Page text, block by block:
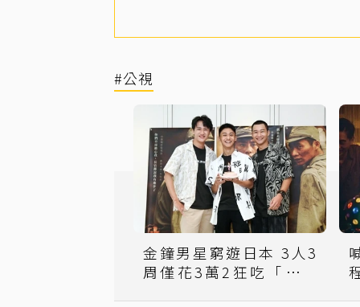
#公視
金鐘男星窮遊日本 3人3
周僅花3萬2狂吃「即期